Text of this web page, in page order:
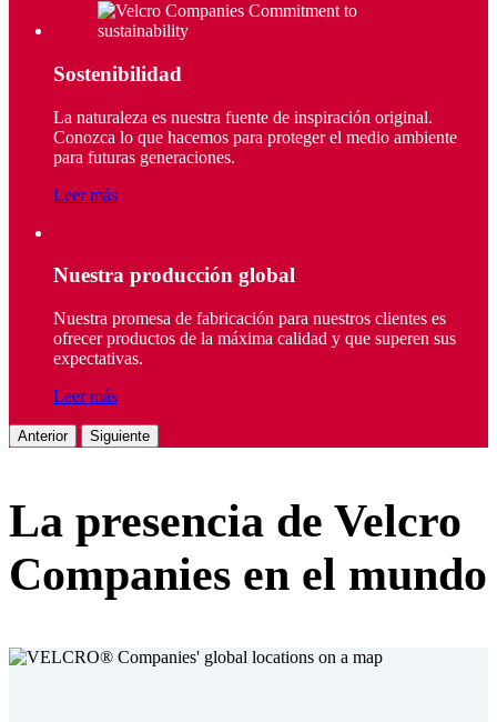
Sostenibilidad
La naturaleza es nuestra fuente de inspiración original.
Conozca lo que hacemos para proteger el medio ambiente
para futuras generaciones.
Leer más
Nuestra producción global
Nuestra promesa de fabricación para nuestros clientes es
ofrecer productos de la máxima calidad y que superen sus
expectativas.
Leer más
Anterior Siguiente
La presencia de Velcro
Companies en el mundo